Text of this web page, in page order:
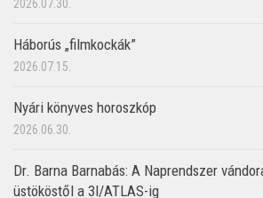
2026.07.30.
Háborús „filmkockák”
2026.07.15.
Nyári könyves horoszkóp
2026.06.30.
Dr. Barna Barnabás: A Naprendszer
üstököstől a 3I/ATLAS-ig